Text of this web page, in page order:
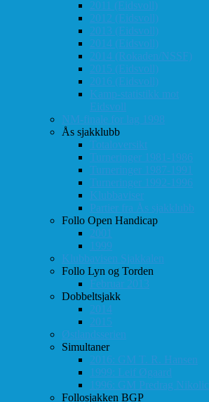
2011 (Eidsvoll)
2012 (Eidsvoll)
2013 (Eidsvoll)
2014 (Eidsvoll)
2014 (Rokaden/NSSF)
2015 (Eidsvoll)
2016 (Eidsvoll)
Kamp-statistikk mot
Eidsvoll
NM-finale for lag 1998
Ås sjakklubb
Totaloversikt
Turneringer 1981-1986
Turneringer 1987-1991
Turneringer 1992-1996
Klubbaviser
Partier fra Ås sjakklubb
Follo Open Handicap
2001
1999
Klubbavisen Sjakkalen
Follo Lyn og Torden
Februar 2013
Dobbeltsjakk
2014
2015
Østlandsserien
Simultaner
2016: GM T. R. Hansen
1999: Leif Øgaard
1996: GM Predrag Nikolic
Follosjakken BGP